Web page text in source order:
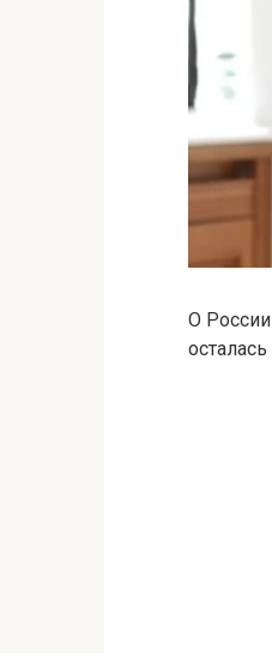
О России
осталась